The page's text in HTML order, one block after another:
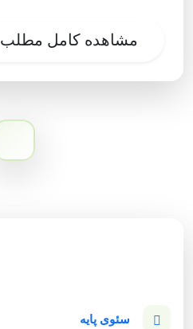
مشاهده کامل مطلب
سئوی پایه